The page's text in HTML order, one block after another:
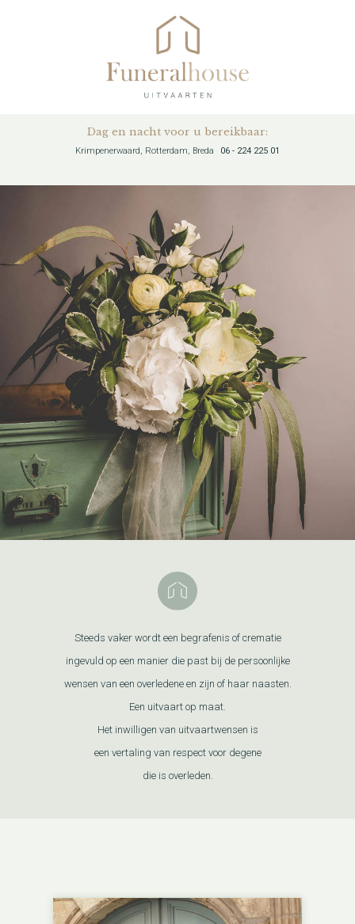
Dag en nacht voor u bereikbaar:
Krimpenerwaard, Rotterdam, Breda 06 - 224 225 01
Steeds vaker wordt een begrafenis of crematie
ingevuld op een manier die past bij de persoonlijke
wensen van een overledene en zijn of haar naasten.
Een uitvaart op maat.
Het inwilligen van uitvaartwensen is
een vertaling van respect voor degene
die is overleden.